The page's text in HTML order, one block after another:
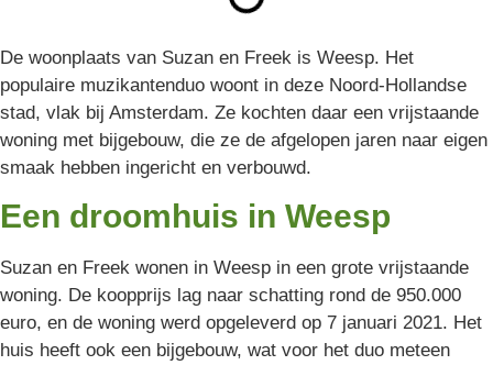
De woonplaats van Suzan en Freek is Weesp. Het
populaire muzikantenduo woont in deze Noord-Hollandse
stad, vlak bij Amsterdam. Ze kochten daar een vrijstaande
woning met bijgebouw, die ze de afgelopen jaren naar eigen
smaak hebben ingericht en verbouwd.
Een droomhuis in Weesp
Suzan en Freek wonen in Weesp in een grote vrijstaande
woning. De koopprijs lag naar schatting rond de 950.000
euro, en de woning werd opgeleverd op 7 januari 2021. Het
huis heeft ook een bijgebouw, wat voor het duo meteen